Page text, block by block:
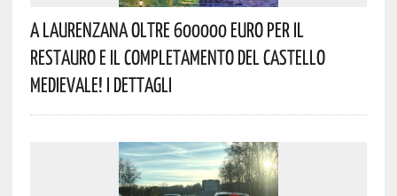
A Laurenzana Oltre 600000 Euro Per Il
Restauro E Il Completamento Del Castello
Medievale! I Dettagli